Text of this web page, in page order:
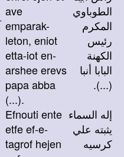
ave
emparak-
leton, eniot
etta-iot en-
arshee erevs
papa abba
(...).
الطوباوي
المكرم
رئيس
الكهنة
البابا أنبا
(...).
Efnouti ente
etfe ef-e-
tagrof hejen
إله السماء
يثبته علي
كرسيه